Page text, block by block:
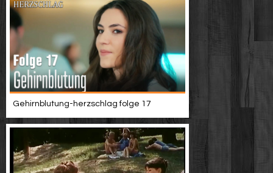
Gehirnblutung-herzschlag folge 17